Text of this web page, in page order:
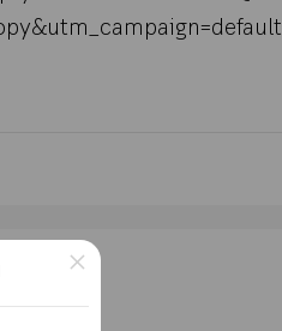
พร่
×